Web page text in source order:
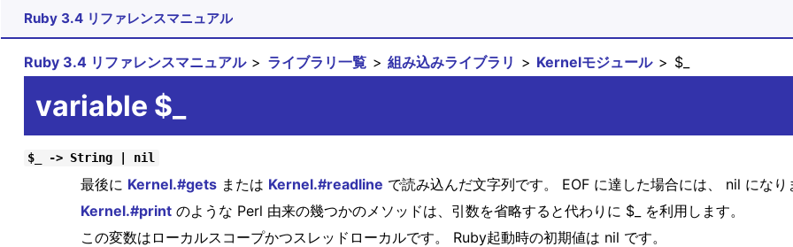
Ruby 3.4 リファレンスマニュアル
Ruby 3.4 リファレンスマニュアル ライブラリ一覧 組み込みライブラリ Kernelモジュール $_
variable $_
$_ -> String | nil
最後に Kernel.#getsまたは Kernel.#readline で読み込んだ文字列です。 EOF に達した場合には、 nil にな
Kernel.#printのような Perl 由来の幾つかのメソッドは、引数を省略すると代わりに $_ を利用します。
この変数はローカルスコープかつスレッドローカルです。 Ruby起動時の初期値は nil です。